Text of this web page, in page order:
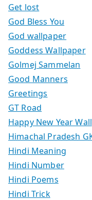
Get lost
God Bless You
God wallpaper
Goddess Wallpaper
Golmej Sammelan
Good Manners
Greetings
GT Road
Happy New Year
Himachal Pradesh
Hindi Meaning
Hindi Number
Hindi Poems
Hindi Trick